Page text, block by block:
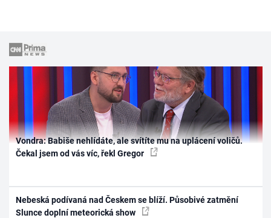
Vondra: Babiše nehlídáte, ale svítíte mu na uplácení voličů.
Čekal jsem od vás víc, řekl Gregor
Nebeská podívaná nad Českem se blíží. Působivé zatmění
Slunce doplní meteorická show